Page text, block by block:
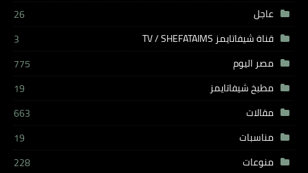
عاجل
26
قناة شيفاتايمز TV / SHEFATAIMS
3
مصر اليوم
775
مطبخ شيفاتايمز
19
مقالات
663
مناسبات
19
منوعات
228